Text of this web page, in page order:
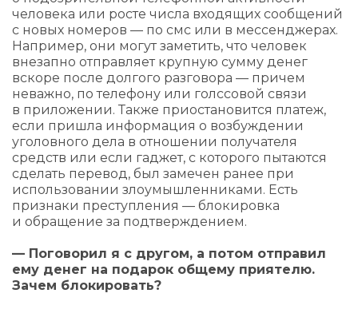
человека или росте числа входящих сообщений
с новых номеров — по смс или в мессенджерах.
Например, они могут заметить, что человек
внезапно отправляет крупную сумму денег
вскоре после долгого разговора — причем
неважно, по телефону или голссовой связи
в приложении. Также приостановится платеж,
если пришла информация о возбуждении
уголовного дела в отношении получателя
средств или если гаджет, с которого пытаются
сделать перевод, был замечен ранее при
использовании злоумышленниками. Есть
признаки преступления — блокировка
и обращение за подтверждением.
— Поговорил я с другом, а потом отправил
ему денег на подарок общему приятелю.
Зачем блокировать?